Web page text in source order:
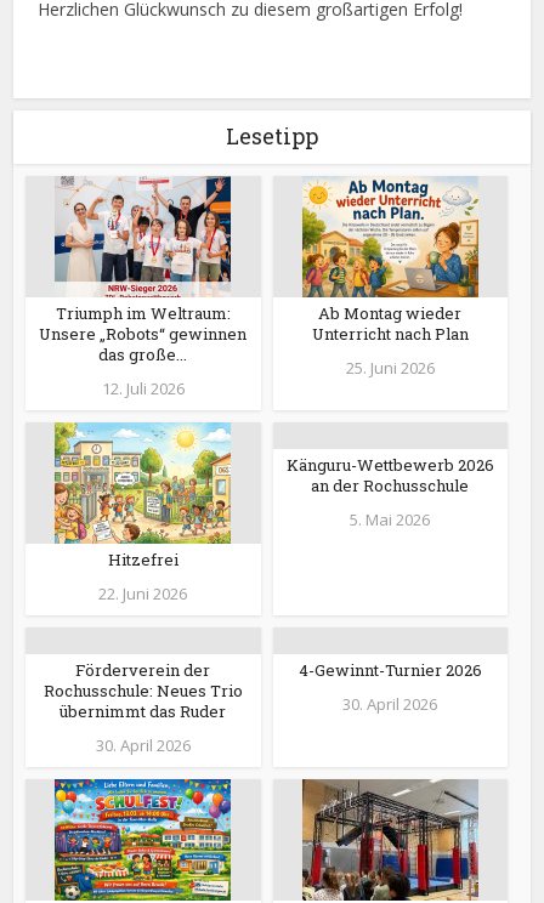
Herzlichen Glückwunsch zu diesem großartigen Erfolg!
Lesetipp
Triumph im Weltraum:
Unsere „Robots“ gewinnen
das große...
12. Juli 2026
Ab Montag wieder
Unterricht nach Plan
25. Juni 2026
Hitzefrei
22. Juni 2026
Känguru-Wettbewerb 2026
an der Rochusschule
5. Mai 2026
Förderverein der
Rochusschule: Neues Trio
übernimmt das Ruder
30. April 2026
4-Gewinnt-Turnier 2026
30. April 2026